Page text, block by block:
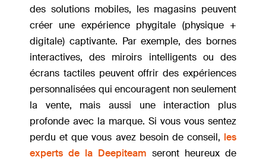
des solutions mobiles, les magasins peuvent
créer une expérience phygitale (physique +
digitale) captivante. Par exemple, des bornes
interactives, des miroirs intelligents ou des
écrans tactiles peuvent offrir des expériences
personnalisées qui encouragent non seulement
la vente, mais aussi une interaction plus
profonde avec la marque. Si vous vous sentez
perdu et que vous avez besoin de conseil, les
experts de la Deepiteam seront heureux de